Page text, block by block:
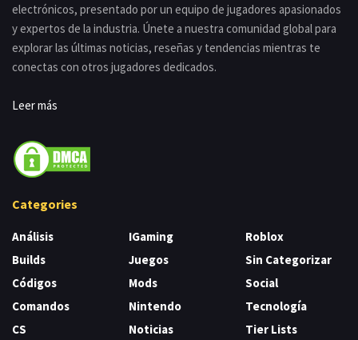
electrónicos, presentado por un equipo de jugadores apasionados
y expertos de la industria. Únete a nuestra comunidad global para
explorar las últimas noticias, reseñas y tendencias mientras te
conectas con otros jugadores dedicados.
Leer más
Categories
Análisis
Builds
Códigos
Comandos
CS
IGaming
Juegos
Mods
Nintendo
Noticias
Roblox
Sin Categorizar
Social
Tecnología
Tier Lists